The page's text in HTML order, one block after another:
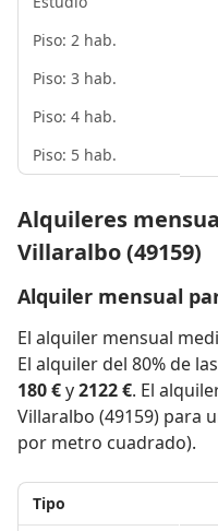
Piso: 2 hab.
Piso: 3 hab.
Piso: 4 hab.
Piso: 5 hab.
Alquileres
Villaralbo (49159)
Alquiler mensual
El alquiler mensual
El alquiler del 80% de
180 €y2122 €. El
Villaralbo (49159) para
por metro cuadrado).
Tipo